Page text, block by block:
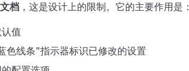
档 ，这是设计上的限制。它的主要作用是：
值
色线条"指示器标识已修改的设置